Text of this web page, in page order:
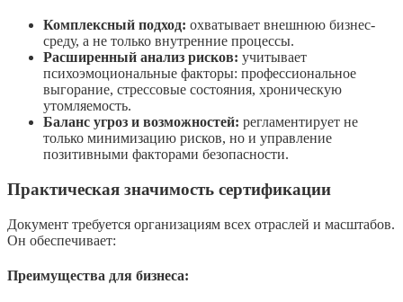
Комплексный подход: охватывает внешнюю бизнес-
среду, а не только внутренние процессы.
Расширенный анализ рисков: учитывает
психоэмоциональные факторы: профессиональное
выгорание, стрессовые состояния, хроническую
утомляемость.
Баланс угроз и возможностей: регламентирует не
только минимизацию рисков, но и управление
позитивными факторами безопасности.
Практическая значимость сертификации
Документ требуется организациям всех отраслей и масштабов.
Он обеспечивает:
Преимущества для бизнеса: